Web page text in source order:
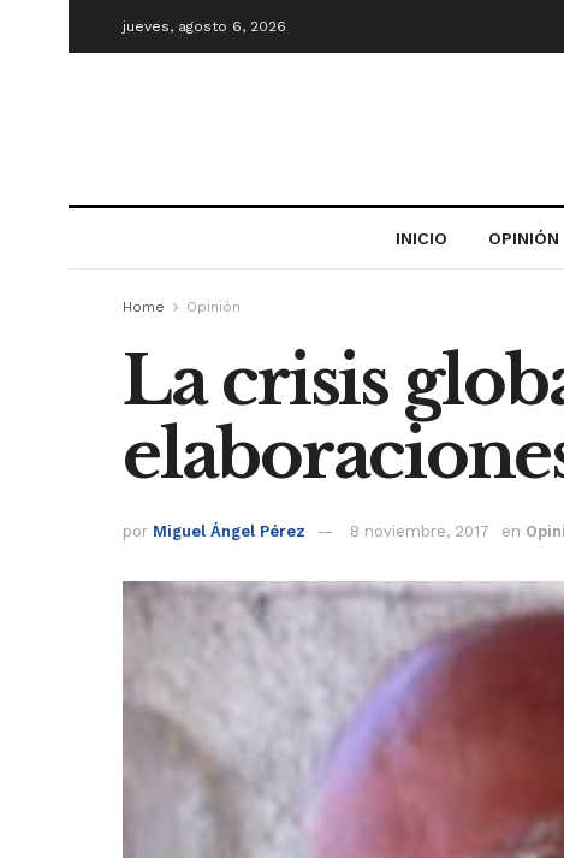
jueves, agosto 6, 2026
INICIO OPINIÓN
Home Opinión
La crisis
por Miguel Ángel Pérez 8 noviembre, 2017 en